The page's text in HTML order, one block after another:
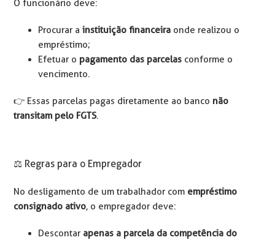
O funcionário deve:
Procurar ainstituição financeira onde realizou o
empréstimo;
Efetuar o pagamento das parcelas conforme o
vencimento.
👉️ Essas parcelas pagas diretamente ao banco não
transitam pelo FGTS.
⚖️ Regras para o Empregador
No desligamento de um trabalhador com empréstimo
consignado ativo, o empregador deve:
Descontar apenas a parcela da competência do